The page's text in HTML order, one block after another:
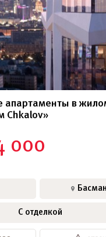
апартаменты в
Chkalov»
000
С отделкой